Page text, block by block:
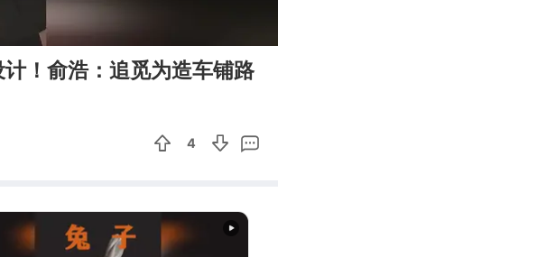
！俞浩：追觅为造车铺路
4